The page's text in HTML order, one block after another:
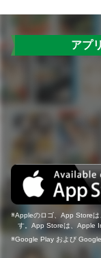
アプ
Appleのロゴ、App Store
す。App Storeは、Apple
Google Play および